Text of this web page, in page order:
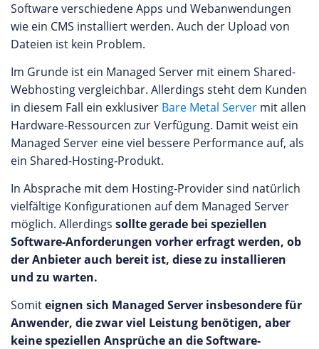
Software verschiedene Apps und Webanwendungen
wie ein CMS installiert werden. Auch der Upload von
Dateien ist kein Problem.
Im Grunde ist ein Managed Server mit einem Shared-
Webhosting vergleichbar. Allerdings steht dem Kunden
in diesem Fall ein exklusiver Bare Metal Server mit allen
Hardware-Ressourcen zur Verfügung. Damit weist ein
Managed Server eine viel bessere Performance auf, als
ein Shared-Hosting-Produkt.
In Absprache mit dem Hosting-Provider sind natürlich
vielfältige Konfigurationen auf dem Managed Server
möglich. Allerdings sollte gerade bei speziellen
Software-Anforderungen vorher erfragt werden, ob
der Anbieter auch bereit ist, diese zu installieren
und zu warten.
Somiteignen sich Managed Server insbesondere für
Anwender, die zwar viel Leistung benötigen, aber
keine speziellen Ansprüche an die Software-